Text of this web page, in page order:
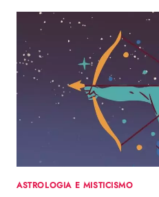
PARA
CAPRICÓRNIO:
VEJA
PREVISÃO
DO
SIGNO
HOJE,
TERÇA,
27/05/2025
ASTROLOGIA E MISTICISMO